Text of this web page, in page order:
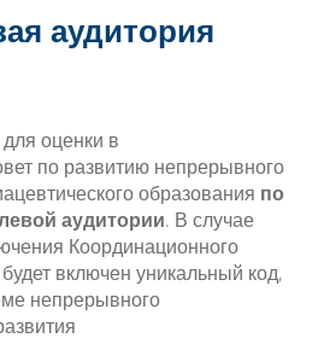
аудитория
оценки в
по развитию непрерывного
образования по
аудитории. В случае
Координационного
включен уникальный код,
непрерывного